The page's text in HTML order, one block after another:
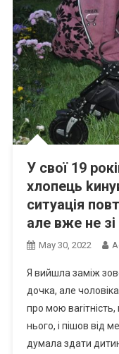
У свої 19
хлопець
ситуація
але вже не
May 30, 2022
Я вийшла заміж
дочка, але
про мою
нього, і пішов від
думала здати